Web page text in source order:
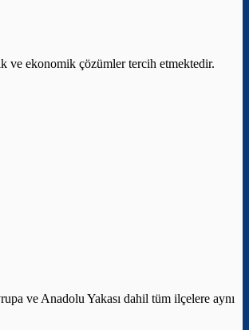
ve ekonomik çözümler tercih etmektedir.
ve Anadolu Yakası dahil tüm ilçelere aynı